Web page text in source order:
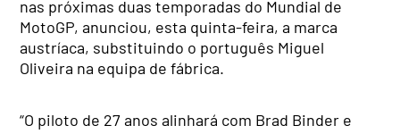
nas próximas duas temporadas do Mundial de
MotoGP, anunciou, esta quinta-feira, a marca
austríaca, substituindo o português Miguel
Oliveira na equipa de fábrica.
“O piloto de 27 anos alinhará com Brad Binder e